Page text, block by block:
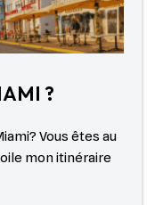
?
Vous êtes au
mon itinéraire